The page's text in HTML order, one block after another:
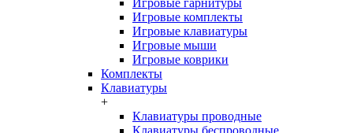
Игровые гарнитуры
Игровые комплекты
Игровые клавиатуры
Игровые мыши
Игровые коврики
Комплекты
Клавиатуры
+
Клавиатуры проводные
Клавиатуры беспроводные